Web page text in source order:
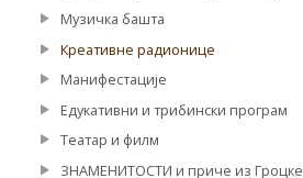
Музичка башта
Креативне радионице
Манифестације
Едукативни и трибински програм
Театар и филм
ЗНАМЕНИТОСТИ и приче из Гроцке